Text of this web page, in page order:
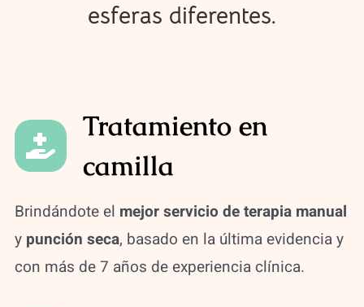
esferas diferentes.
Tratamiento en
camilla
Brindándote el mejor servicio de terapia manual
y punción seca, basado en la última evidencia y
con más de 7 años de experiencia clínica.